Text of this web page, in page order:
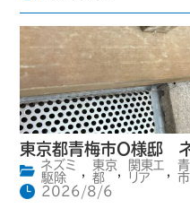
東京都青梅市O様邸
ネズミ
駆除
東京
都
関東エ
リア
市
2026/8/6